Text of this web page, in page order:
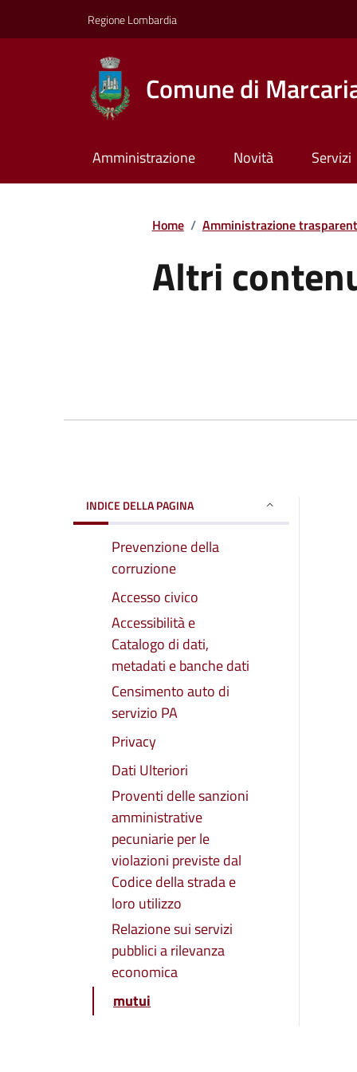
Regione Lombardia
Comune di
Amministrazione Novità Servizi
Home / Amministrazione
Altri
INDICE DELLA PAGINA
Prevenzione della
corruzione
Accesso civico
Accessibilità e
Catalogo di dati,
metadati e banche dati
Censimento auto di
servizio PA
Privacy
Dati Ulteriori
Proventi delle sanzioni
amministrative
pecuniarie per le
violazioni previste dal
Codice della strada e
loro utilizzo
Relazione sui servizi
pubblici a rilevanza
economica
mutui